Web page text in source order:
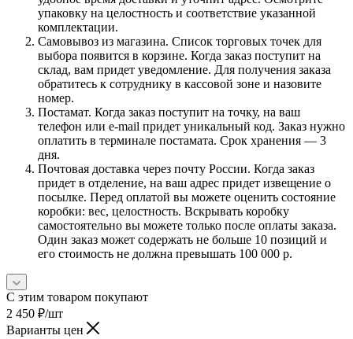
упаковку на целостность и соответствие указанной
комплектации.
Самовывоз из магазина. Список торговых точек для
выбора появится в корзине. Когда заказ поступит на
склад, вам придет уведомление. Для получения заказа
обратитесь к сотруднику в кассовой зоне и назовите
номер.
Постамат. Когда заказ поступит на точку, на ваш
телефон или e-mail придет уникальный код. Заказ нужно
оплатить в терминале постамата. Срок хранения — 3
дня.
Почтовая доставка через почту России. Когда заказ
придет в отделение, на ваш адрес придет извещение о
посылке. Перед оплатой вы можете оценить состояние
коробки: вес, целостность. Вскрывать коробку
самостоятельно вы можете только после оплаты заказа.
Один заказ может содержать не больше 10 позиций и
его стоимость не должна превышать 100 000 р.
С этим товаром покупают
2 450 ₽/шт
Варианты цен